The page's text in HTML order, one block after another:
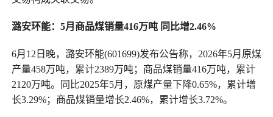
潞安环能：5月商品煤销量416万吨 同比增2.46%
6月12日晚，潞安环能(601699)发布公告称，2026年5月原煤
产量458万吨，累计2389万吨；商品煤销量416万吨，累计
2120万吨。同比2025年5月，原煤产量下降0.65%，累计增
长3.29%；商品煤销量增长2.46%，累计增长3.72%。